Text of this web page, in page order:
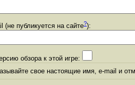
(не публикуется на сайте?):
обзора к этой игре:
свое настоящие имя, e-mail и